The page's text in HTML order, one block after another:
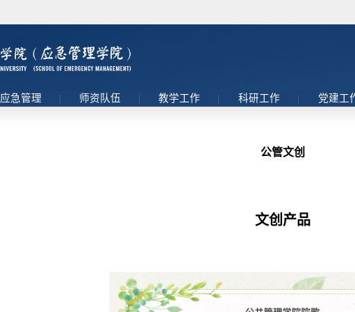
应急管理 | 师资队伍 | 教学工作 | 科研工作 | 党建工
公管文创
文创产品